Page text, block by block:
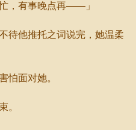
有事晚点再——」
他推托之词说完，她温柔
面对她。
。